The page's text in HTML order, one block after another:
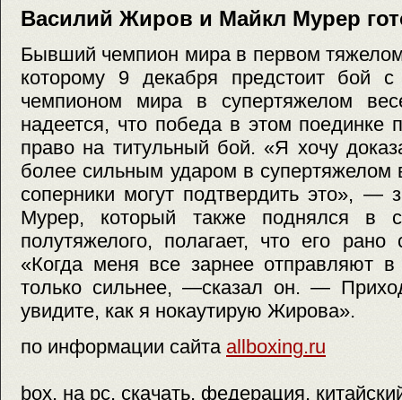
Василий Жиров и Майкл Мурер
Бывший чемпион мира в первом
которому 9 декабря предстоит бой
чемпионом мира в супертяжелом
надеется, что победа в этом поединке
право на титульный бой. «Я хочу
более сильным ударом в супертяжелом
соперники могут подтвердить это», —
Мурер, который также поднялся в
полутяжелого, полагает, что его
«Когда меня все зарнее отправляют в
только сильнее, —сказал он. —
увидите, как я нокаутирую Жирова».
по информации сайта allboxing.ru
box, на pc, скачать, федерация,